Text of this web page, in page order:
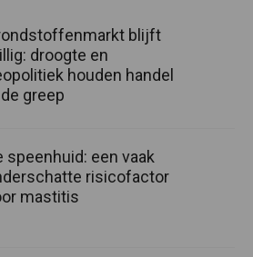
blijft
droogte en
houden handel
greep
speenhuid: een vaak
risicofactor
mastitis